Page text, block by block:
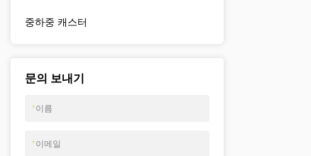
중하중 캐스터
문의 보내기
*이름
*이메일